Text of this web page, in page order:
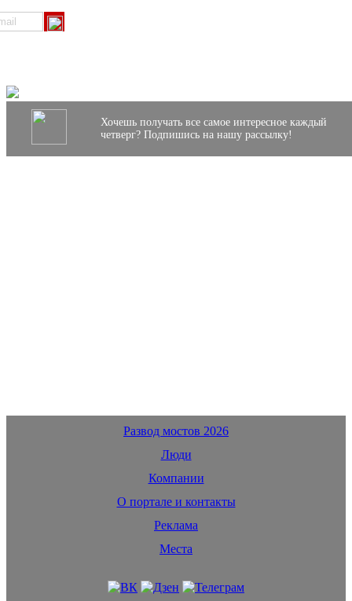
Хочешь получать все самое интересное каждый
четверг? Подпишись на нашу рассылку!
Развод мостов 2026
Люди
Компании
О портале и контакты
Реклама
Места